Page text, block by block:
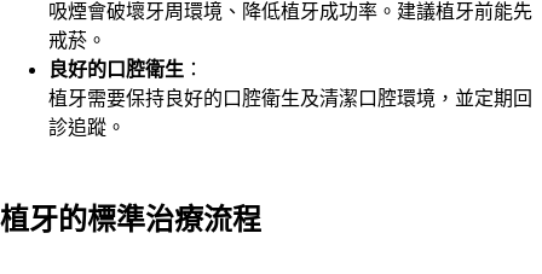
吸煙會破壞牙周環境、降低植牙成功率。建議植牙前能先
戒菸。
良好的口腔衛生 ：
植牙需要保持良好的口腔衛生及清潔口腔環境，並定期回
診追蹤。
植牙的標準治療流程